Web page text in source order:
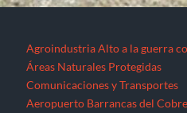
Agroindustria Alto a la guerra
Áreas Naturales Protegidas
Comunicaciones y Transportes
Aeropuerto Barrancas del